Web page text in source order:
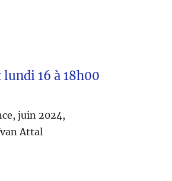
lundi 16 à 18h00
juin 2024,
Attal